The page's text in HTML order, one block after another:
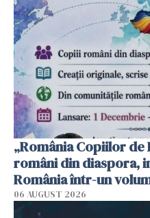
„România Copiilor
români din diaspora,
România într-un
06 AUGUST 2026